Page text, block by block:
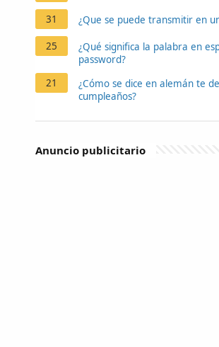
31 ¿Que se puede transmitir en
25
¿Qué significa la palabra en
password?
21
¿Cómo se dice en alemán te
cumpleaños?
Anuncio publicitario